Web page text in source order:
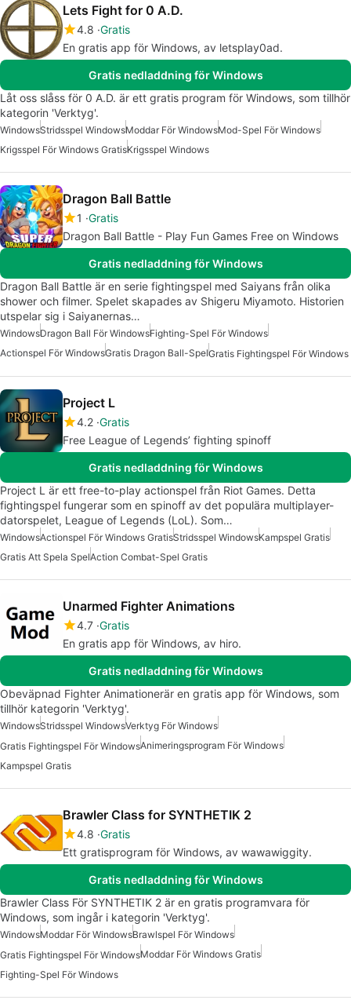
Lets Fight for 0 A.D.
4.8 Gratis
En gratis app för Windows, av letsplay0ad.
Gratis nedladdning för Windows
Låt oss slåss för 0 A.D. är ett gratis program för Windows, som tillhör
kategorin 'Verktyg'.
WindowsStridsspel WindowsModdar För WindowsMod-Spel För Windows
Krigsspel För Windows GratisKrigsspel Windows
Dragon Ball Battle
1 Gratis
Dragon Ball Battle - Play Fun Games Free on Windows
Gratis nedladdning för Windows
Dragon Ball Battle är en serie fightingspel med Saiyans från olika
shower och filmer. Spelet skapades av Shigeru Miyamoto. Historien
utspelar sig i Saiyanernas…
WindowsDragon Ball För WindowsFighting-Spel För Windows
Actionspel För WindowsGratis Dragon Ball-SpelGratis Fightingspel För Windows
Project L
4.2 Gratis
Free League of Legends’ fighting spinoff
Gratis nedladdning för Windows
Project L är ett free-to-play actionspel från Riot Games. Detta
fightingspel fungerar som en spinoff av det populära multiplayer-
datorspelet, League of Legends (LoL). Som…
WindowsActionspel För Windows GratisStridsspel WindowsKampspel Gratis
Gratis Att Spela SpelAction Combat-Spel Gratis
Unarmed Fighter Animations
4.7 Gratis
En gratis app för Windows, av hiro.
Gratis nedladdning för Windows
Obeväpnad Fighter Animationerär en gratis app för Windows, som
tillhör kategorin 'Verktyg'.
WindowsStridsspel WindowsVerktyg För Windows
Gratis Fightingspel För WindowsAnimeringsprogram För Windows
Kampspel Gratis
Brawler Class for SYNTHETIK 2
4.8 Gratis
Ett gratisprogram för Windows, av wawawiggity.
Gratis nedladdning för Windows
Brawler Class För SYNTHETIK 2 är en gratis programvara för
Windows, som ingår i kategorin 'Verktyg'.
WindowsModdar För WindowsBrawlspel För Windows
Gratis Fightingspel För WindowsModdar För Windows Gratis
Fighting-Spel För Windows